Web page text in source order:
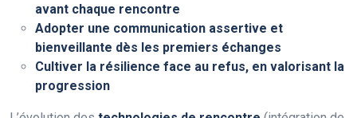
avant chaque rencontre
Adopter une communication assertive et
bienveillante dès les premiers échanges
Cultiver la résilience face au refus, en valorisant la
progression